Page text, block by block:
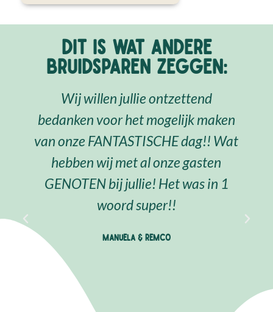
DIT IS WAT ANDERE
BRUIDSPAREN ZEGGEN:
Wij willen jullie ontzettend
bedanken voor het mogelijk maken
van onze FANTASTISCHE dag!! Wat
hebben wij met al onze gasten
GENOTEN bij jullie! Het was in 1
woord super!!
Manuela & Remco